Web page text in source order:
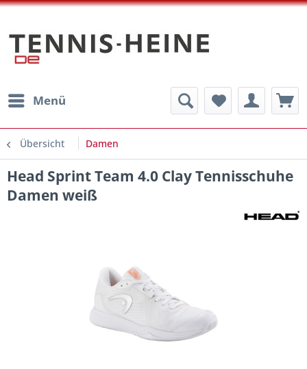
Menü
Übersicht Damen
Head Sprint Team 4.0 Clay Tennisschuhe
Damen weiß